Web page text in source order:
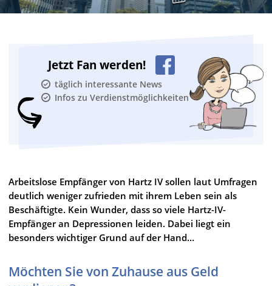
Jetzt Fan werden!
täglich interessante News
Infos zu Verdienstmöglichkeiten
Arbeitslose Empfänger von Hartz IV sollen laut Umfragen
deutlich weniger zufrieden mit ihrem Leben sein als
Beschäftigte. Kein Wunder, dass so viele Hartz-IV-
Empfänger an Depressionen leiden. Dabei liegt ein
besonders wichtiger Grund auf der Hand…
Möchten Sie von Zuhause aus Geld